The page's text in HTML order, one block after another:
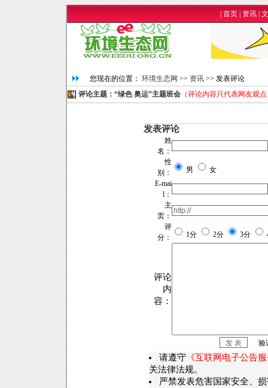
首页 资讯
您现在的位置： 环境生态网 >> 资讯 >> 发表评论
评论主题：“绿色 奥运”主题班会 （评论内容只代表网友观
发表评论
姓
名：
性
别：
男
女
E-mai
l：
主
页：
评
分：
1分 2分 3分
评论
内
容：
验
请遵守 《互联网电子公告
关法律法规。
严禁发表危害国家安全、